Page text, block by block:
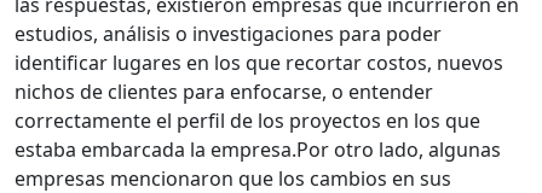
estudios, análisis o investigaciones para poder
identificar lugares en los que recortar costos, nuevos
nichos de clientes para enfocarse, o entender
correctamente el perfil de los proyectos en los que
estaba embarcada la empresa.Por otro lado, algunas
empresas mencionaron que los cambios en sus